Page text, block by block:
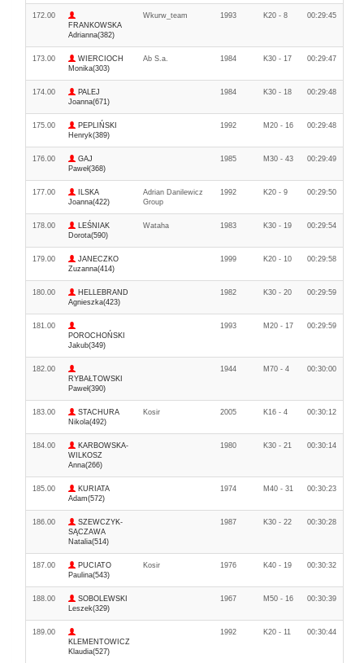
172.00
FRANKOWSKA
Adrianna(382)
Wkurw_team 1993 K20 - 8 00:29:45
173.00
WIERCIOCH
Monika(303)
Ab S.a. 1984 K30 - 17 00:29:47
174.00
PALEJ
Joanna(671)
1984 K30 - 18 00:29:48
175.00
PEPLIŃSKI
Henryk(389)
1992 M20 - 16 00:29:48
176.00
GAJ
Paweł(368)
1985 M30 - 43 00:29:49
177.00
ILSKA
Joanna(422)
Adrian Danilewicz
Group
1992 K20 - 9 00:29:50
178.00
LEŚNIAK
Dorota(590)
Wataha 1983 K30 - 19 00:29:54
179.00
JANECZKO
Zuzanna(414)
1999 K20 - 10 00:29:58
180.00
HELLEBRAND
Agnieszka(423)
1982 K30 - 20 00:29:59
181.00
POROCHOŃSKI
Jakub(349)
1993 M20 - 17 00:29:59
182.00
RYBAŁTOWSKI
Paweł(390)
1944 M70 - 4 00:30:00
183.00
STACHURA
Nikola(492)
Kosir 2005 K16 - 4 00:30:12
184.00
KARBOWSKA-
WILKOSZ
Anna(266)
1980 K30 - 21 00:30:14
185.00
KURIATA
Adam(572)
1974 M40 - 31 00:30:23
186.00
SZEWCZYK-
SĄCZAWA
Natalia(514)
1987 K30 - 22 00:30:28
187.00
PUCIATO
Paulina(543)
Kosir 1976 K40 - 19 00:30:32
188.00
SOBOLEWSKI
Leszek(329)
1967 M50 - 16 00:30:39
189.00
KLEMENTOWICZ
Klaudia(527)
1992 K20 - 11 00:30:44